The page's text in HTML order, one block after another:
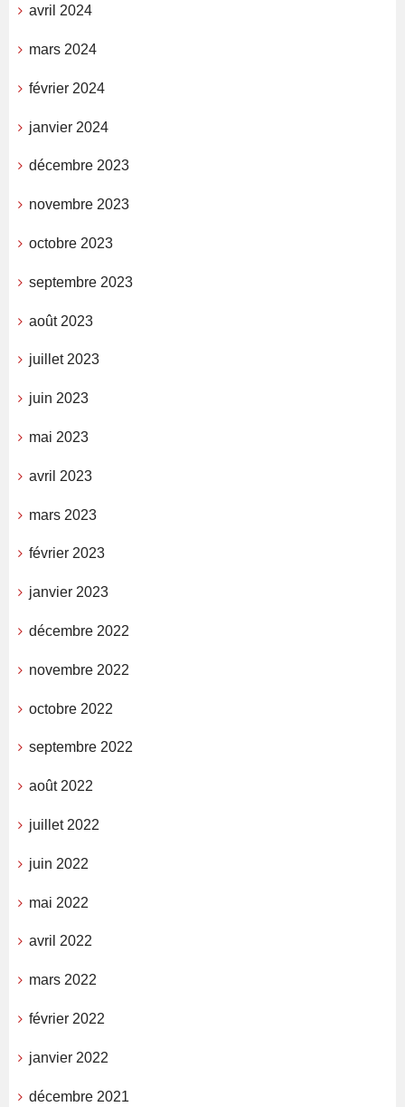
avril 2024
mars 2024
février 2024
janvier 2024
décembre 2023
novembre 2023
octobre 2023
septembre 2023
août 2023
juillet 2023
juin 2023
mai 2023
avril 2023
mars 2023
février 2023
janvier 2023
décembre 2022
novembre 2022
octobre 2022
septembre 2022
août 2022
juillet 2022
juin 2022
mai 2022
avril 2022
mars 2022
février 2022
janvier 2022
décembre 2021